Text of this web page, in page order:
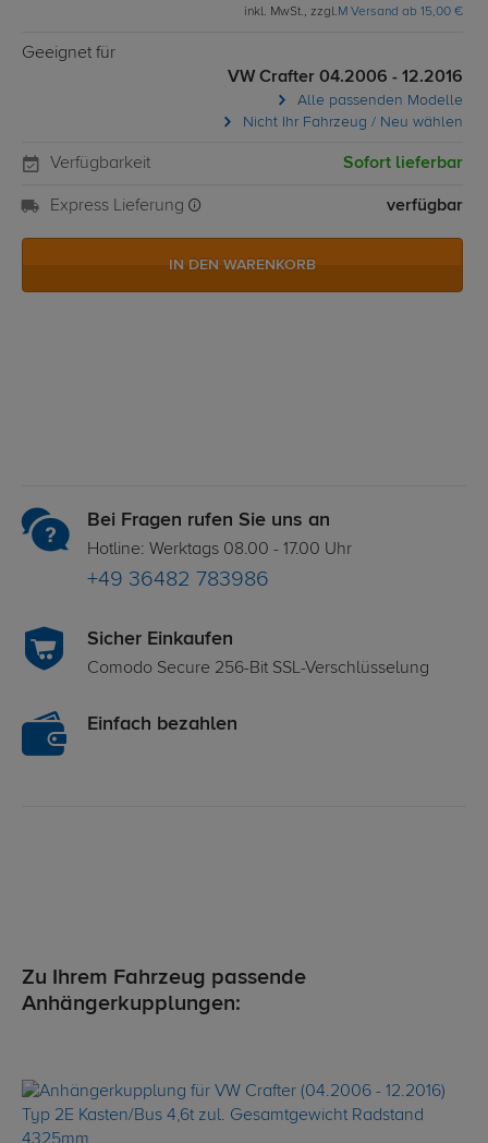
inkl. MwSt., zzgl.M Versand ab 15,00 €
Geeignet für
VW Crafter 04.2006 - 12.2016
Alle passenden Modelle
Nicht Ihr Fahrzeug / Neu wählen
Verfügbarkeit Sofort lieferbar
Express Lieferung verfügbar
IN DEN WARENKORB
Bei Fragen rufen Sie uns an
Hotline: Werktags 08.00 - 17.00 Uhr
+49 36482 783986
Sicher Einkaufen
Comodo Secure 256-Bit SSL-Verschlüsselung
Einfach bezahlen
Zu Ihrem Fahrzeug passende
Anhängerkupplungen: